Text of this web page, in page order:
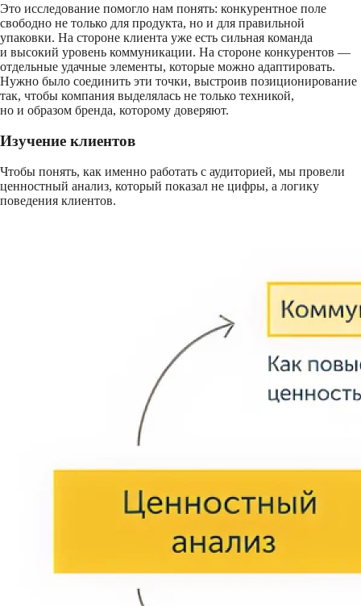
Это исследование помогло нам понять: конкурентное поле
свободно не только для продукта, но и для правильной
упаковки. На стороне клиента уже есть сильная команда
и высокий уровень коммуникации. На стороне конкурентов —
отдельные удачные элементы, которые можно адаптировать.
Нужно было соединить эти точки, выстроив позиционирование
так, чтобы компания выделялась не только техникой,
но и образом бренда, которому доверяют.
Изучение клиентов
Чтобы понять, как именно работать с аудиторией, мы провели
ценностный анализ, который показал не цифры, а логику
поведения клиентов.